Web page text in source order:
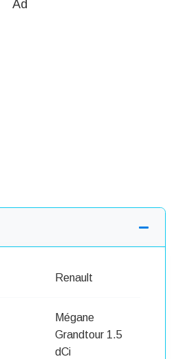
Ad
Renault
Mégane
Grandtour 1.5
dCi